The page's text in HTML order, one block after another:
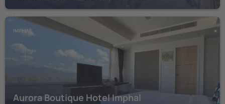
IMPHAL
Aurora Boutique Hotel Imphal